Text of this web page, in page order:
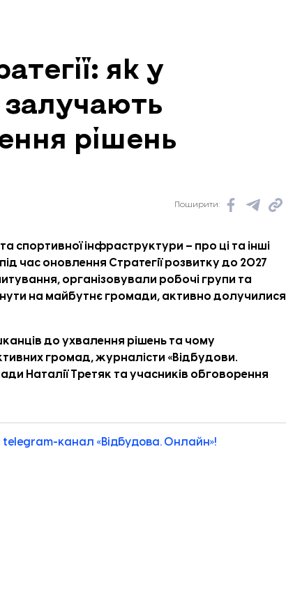
як у
залучають
рішень
Поширити:
спортивної інфраструктури – про ці та інші
час оновлення Стратегії розвитку до 2027
організовували робочі групи та
на майбутнє громади, активно долучилися
до ухвалення рішень та чому
громад, журналісти «Відбудови.
Наталії Третяк та учасників обговорення
telegram-канал «Відбудова. Онлайн»!